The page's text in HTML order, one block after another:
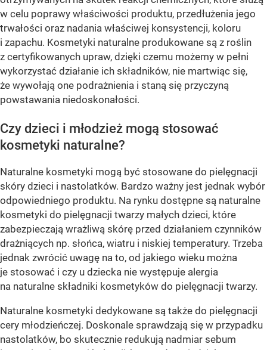
w celu poprawy właściwości produktu, przedłużenia jego
trwałości oraz nadania właściwej konsystencji, koloru
i zapachu. Kosmetyki naturalne produkowane są z roślin
z certyfikowanych upraw, dzięki czemu możemy w pełni
wykorzystać działanie ich składników, nie martwiąc się,
że wywołają one podrażnienia i staną się przyczyną
powstawania niedoskonałości.
Czy dzieci i młodzież mogą stosować
kosmetyki naturalne?
Naturalne kosmetyki mogą być stosowane do pielęgnacji
skóry dzieci i nastolatków. Bardzo ważny jest jednak wybór
odpowiedniego produktu. Na rynku dostępne są naturalne
kosmetyki do pielęgnacji twarzy małych dzieci, które
zabezpieczają wrażliwą skórę przed działaniem czynników
drażniących np. słońca, wiatru i niskiej temperatury. Trzeba
jednak zwrócić uwagę na to, od jakiego wieku można
je stosować i czy u dziecka nie występuje alergia
na naturalne składniki kosmetyków do pielęgnacji twarzy.
Naturalne kosmetyki dedykowane są także do pielęgnacji
cery młodzieńczej. Doskonale sprawdzają się w przypadku
nastolatków, bo skutecznie redukują nadmiar sebum